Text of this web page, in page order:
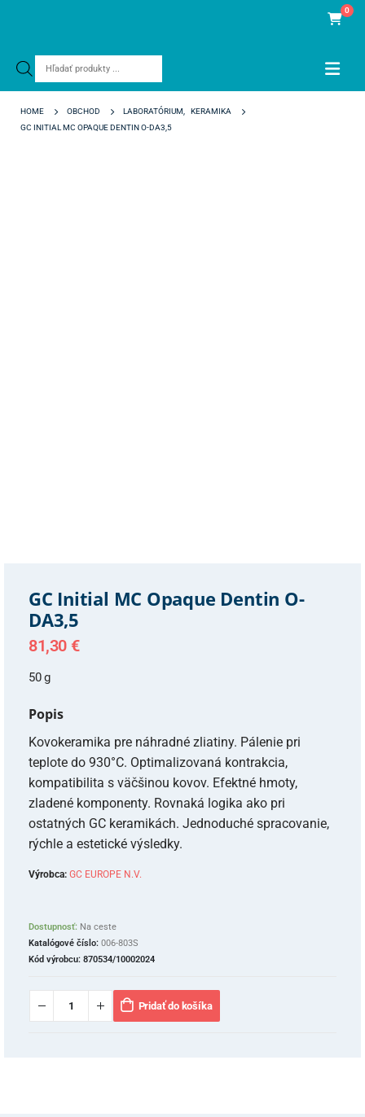
Products
0
HOME OBCHOD LABORATÓRIUM
KERAMIKA
GC INITIAL MC OPAQUE DENTIN O-DA3,5
GC Initial MC Opaque Dentin O-
DA3,5
81,30 €
50 g
Popis
Kovokeramika pre náhradné zliatiny. Pálenie pri
teplote do 930°C. Optimalizovaná kontrakcia,
kompatibilita s väčšinou kovov. Efektné hmoty,
zladené komponenty. Rovnaká logika ako pri
ostatných GC keramikách. Jednoduché spracovanie,
rýchle a estetické výsledky.
Výrobca: GC EUROPE N.V.
Dostupnosť: Na ceste
Katalógové číslo: 006-803S
Kód výrobcu: 870534/10002024
Pridať do košíka